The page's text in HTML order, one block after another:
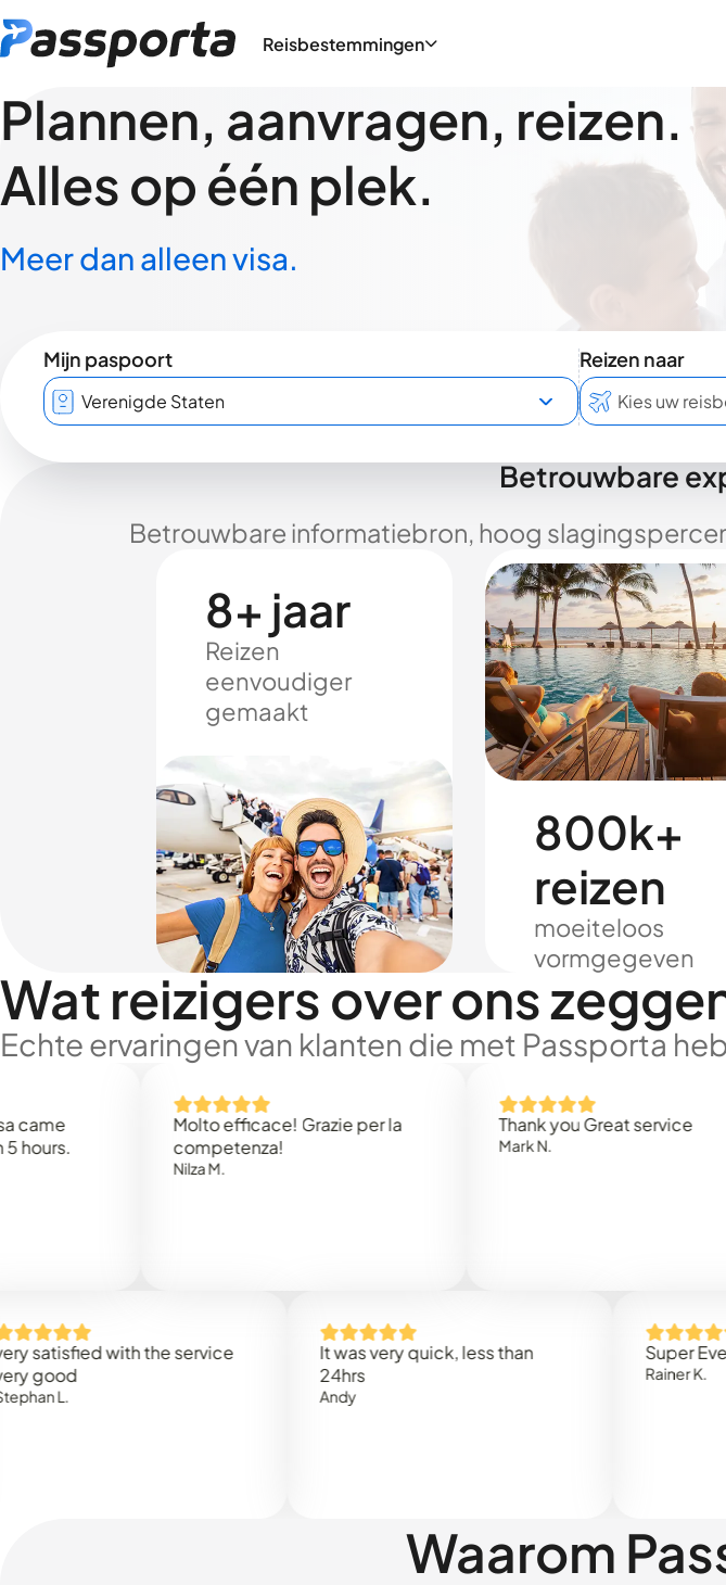
Reisbestemmingen
Plannen, aanvragen, reizen.
Alles op één plek.
Meer dan alleen visa.
Mijn paspoort
Reizen naar
Betrouwbare
Betrouwbare informatiebron, hoog
8+ jaar
Reizen
eenvoudiger
gemaakt
800k+
reizen
moeiteloos
vormgegeven
Wat reizigers over ons
Echte ervaringen van klanten die met Passporta
Molto efficace! Grazie per la
competenza!
Thank you Great service
with the service
It was very quick, less than
Super
Rainer K.
Waarom